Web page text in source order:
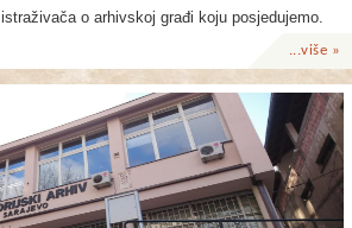
o arhivskoj građi koju posjedujemo.
...više »